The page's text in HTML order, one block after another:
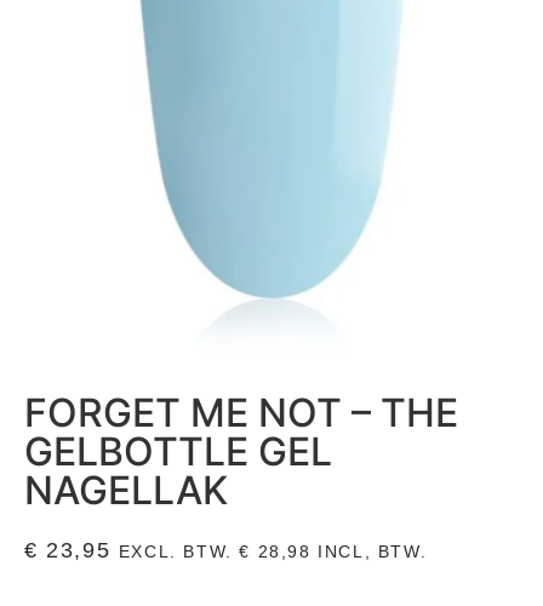
FORGET ME NOT – THE
GELBOTTLE GEL
NAGELLAK
€ 23,95 EXCL. BTW.€ 28,98 INCL, BTW.